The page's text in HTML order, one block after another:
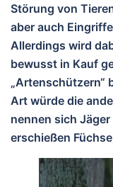
Störung von
aber auch
Allerdings wird
bewusst in Kauf
„Artenschützern“
Art würde die
nennen sich
erschießen